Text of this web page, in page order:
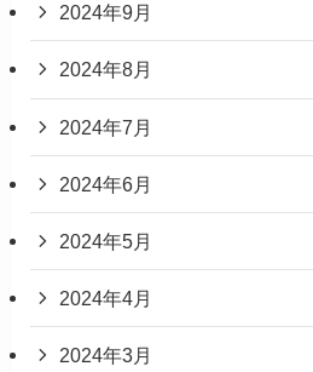
2024年9月
2024年8月
2024年7月
2024年6月
2024年5月
2024年4月
2024年3月